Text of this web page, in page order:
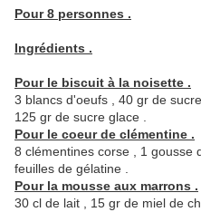
Pour 8 personnes .
Ingrédients .
Pour le biscuit à la noisette .
3 blancs d'oeufs , 40 gr de
125 gr de sucre glace .
Pour le coeur de clémentine .
8 clémentines corse , 1 gousse
feuilles de gélatine .
Pour la mousse aux marrons .
30 cl de lait , 15 gr de miel de